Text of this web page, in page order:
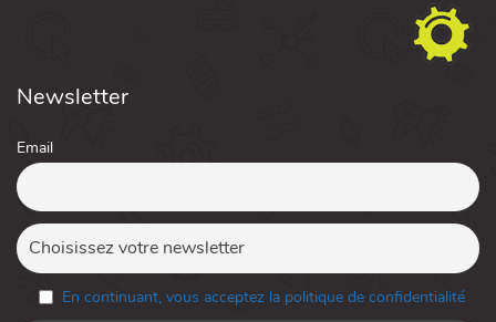
Newsletter
Email
En continuant, vous acceptez la politique de confidentialité